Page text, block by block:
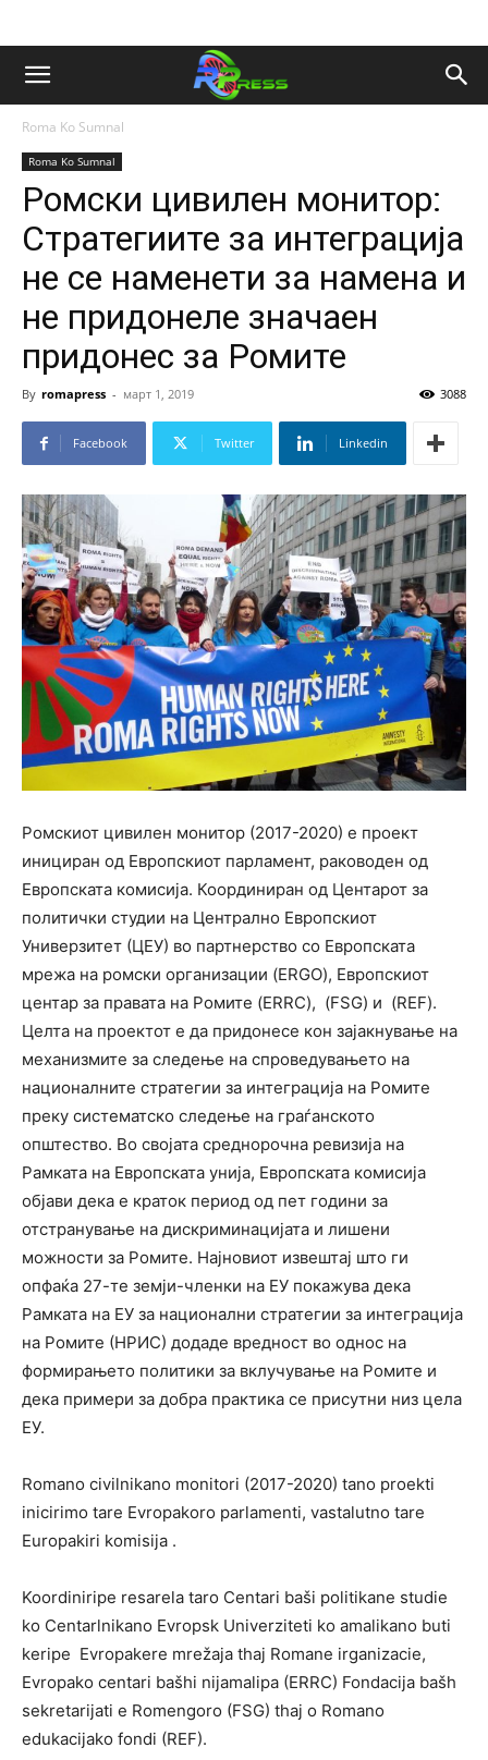
Roma Ko Sumnal
Roma Ko Sumnal
Ромски цивилен монитор:
Стратегиите за интеграција
не се наменети за намена и
не придонеле значаен
придонес за Ромите
By romapress - март 1, 2019 3088
Facebook Twitter Linkedin
Ромскиот цивилен монитор (2017-2020) е проект
инициран од Европскиот парламент, раководен од
Европската комисија. Координиран од Центарот за
политички студии на Централно Европскиот
Универзитет (ЦЕУ) во партнерство со Европската
мрежа на ромски организации (ERGO), Европскиот
центар за правата на Ромите (ERRC), (FSG) и (REF).
Целта на проектот е да придонесе кон зајакнување на
механизмите за следење на спроведувањето на
националните стратегии за интеграција на Ромите
преку систематско следење на граѓанското
општество. Во својата среднорочна ревизија на
Рамката на Европската унија, Европската комисија
објави дека е краток период од пет години за
отстранување на дискриминацијата и лишени
можности за Ромите. Најновиот извештај што ги
опфаќа 27-те земји-членки на ЕУ покажува дека
Рамката на ЕУ за национални стратегии за интеграција
на Ромите (НРИС) додаде вредност во однос на
формирањето политики за вклучување на Ромите и
дека примери за добра практика се присутни низ цела
ЕУ.
Romano civilnikano monitori (2017-2020) tano proekti
inicirimo tare Evropakoro parlamenti, vastalutno tare
Europakiri komisija .
Koordiniripe resarela taro Centari baši politikane studie
ko Centarlnikano Evropsk Univerziteti ko amalikano buti
keripe Evropakere mrežaja thaj Romane irganizacie,
Evropako centari bašhi nijamalipa (ERRC) Fondacija bašh
sekretarijati e Romengoro (FSG) thaj o Romano
edukacijako fondi (REF).